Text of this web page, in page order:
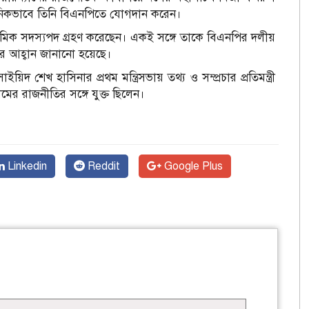
তিনি বিএনপিতে যোগদান করেন।
সদস্যপদ গ্রহণ করেছেন। একই সঙ্গে তাকে বিএনপির দলীয়
আহ্বান জানানো হয়েছে।
শেখ হাসিনার প্রথম মন্ত্রিসভায় তথ্য ও সম্প্রচার প্রতিমন্ত্রী
রাজনীতির সঙ্গে যুক্ত ছিলেন।
Linkedin Reddit Google Plus